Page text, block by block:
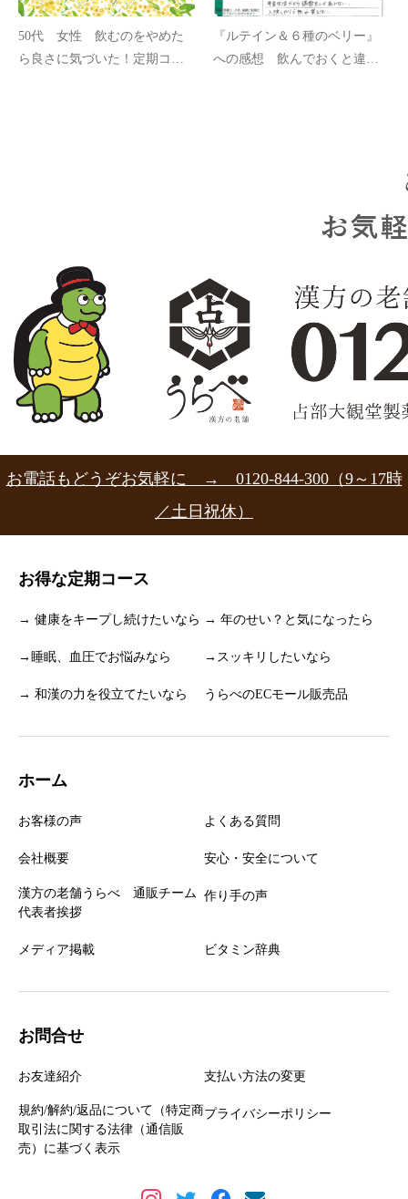
50代 女性 飲むのをやめた
ら良さに気づいた！定期コー
『ルテイン＆６種のベリー』
への感想 飲んでおくと違
お電話もどうぞお気軽に → 0120-844-300（9～17時
／土日祝休）
お得な定期コース
→ 健康をキープし続けたいなら → 年のせい？と気になったら
→睡眠、血圧でお悩みなら →スッキリしたいなら
→ 和漢の力を役立てたいなら うらべのECモール販売品
ホーム
お客様の声 よくある質問
会社概要 安心・安全について
漢方の老舗うらべ 通販チーム
代表者挨拶
作り手の声
メディア掲載 ビタミン辞典
お問合せ
お友達紹介 支払い方法の変更
規約/解約/返品について（特定商
取引法に関する法律（通信販
売）に基づく表示
プライバシーポリシー